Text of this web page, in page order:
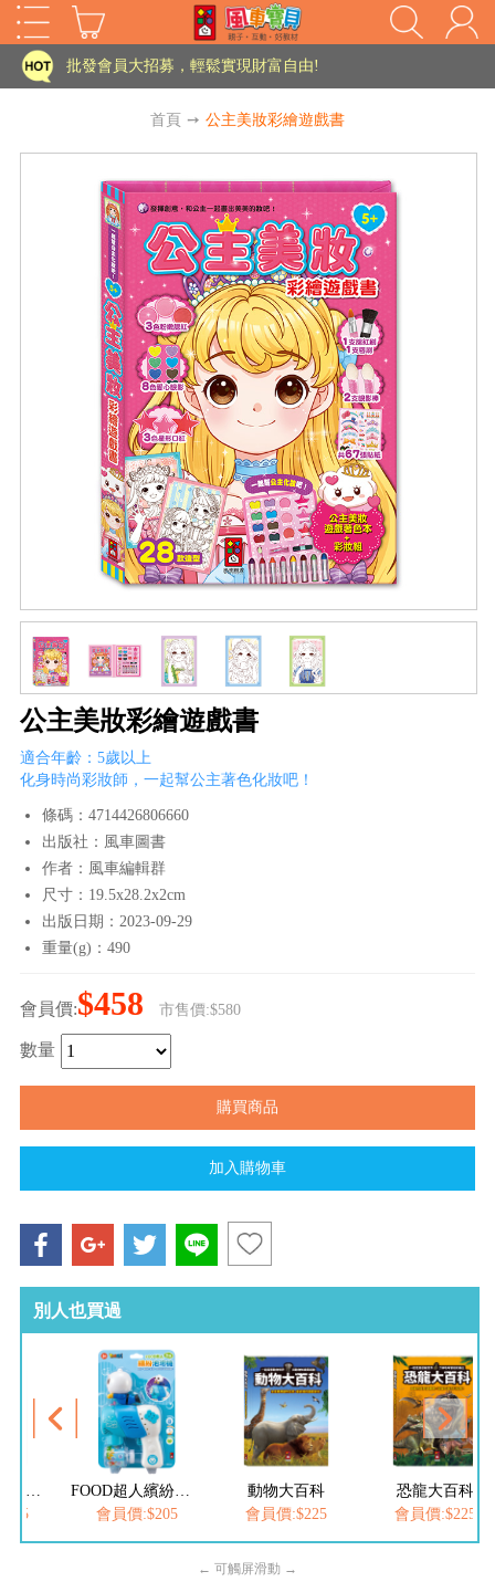
HOT
家長樂了!「風車書版集團暨FOOD超人企業總部」目前正興建中!
批發會員大招募，輕鬆實現財富自由!
老師您好!!幼教會員火熱招募中~
海外購物免煩惱！點我查看『海外購物流程說明』
批發會員大招募，輕鬆實現財富自由!
老師您好!!幼教會員火熱招募中~
海外購物免煩惱！點我查看『海外購物流程說明』
首頁 ➙ 公主美妝彩繪遊戲書
公主美妝彩繪遊戲書
適合年齡：5歲以上
化身時尚彩妝師，一起幫公主著色化妝吧！
條碼：4714426806660
出版社：風車圖書
作者：風車編輯群
尺寸：19.5x28.2x2cm
出版日期：2023-09-29
重量(g)：490
會員價:$458 市售價:$580
數量
別人也買過
會員價:$205
動物大百科
會員價:$225
恐龍大百科
會員價:$225
← 可觸屏滑動 →